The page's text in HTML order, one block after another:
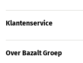
Klantenservice
Over Bazalt Groep